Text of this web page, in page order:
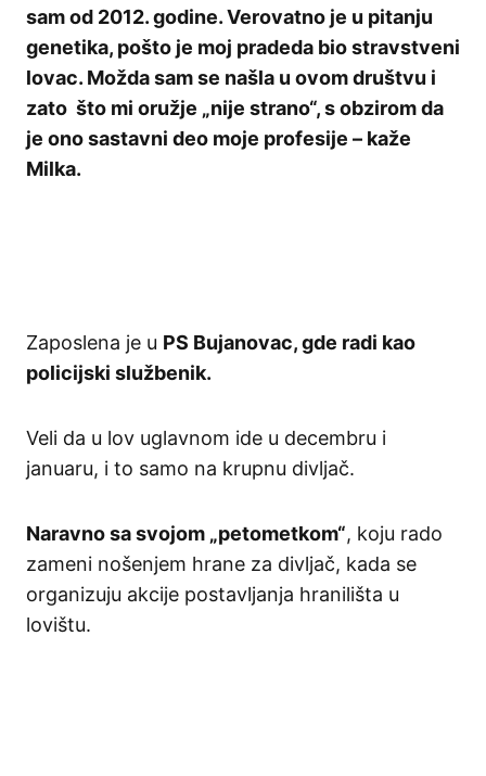
sam od 2012. godine. Verovatno je u pitanju
genetika, pošto je moj pradeda bio stravstveni
lovac. Možda sam se našla u ovom društvu i
zato što mi oružje „nije strano“, s obzirom da
je ono sastavni deo moje profesije – kaže
Milka.
Zaposlena je u PS Bujanovac, gde radi kao
policijski službenik.
Veli da u lov uglavnom ide u decembru i
januaru, i to samo na krupnu divljač.
Naravno sa svojom „petometkom“, koju rado
zameni nošenjem hrane za divljač, kada se
organizuju akcije postavljanja hranilišta u
lovištu.